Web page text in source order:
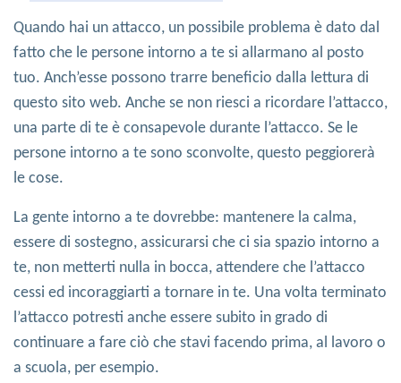
Quando hai un attacco, un possibile problema è dato dal
fatto che le persone intorno a te si allarmano al posto
tuo. Anch’esse possono trarre beneficio dalla lettura di
questo sito web. Anche se non riesci a ricordare l’attacco,
una parte di te è consapevole durante l’attacco. Se le
persone intorno a te sono sconvolte, questo peggiorerà
le cose.
La gente intorno a te dovrebbe: mantenere la calma,
essere di sostegno, assicurarsi che ci sia spazio intorno a
te, non metterti nulla in bocca, attendere che l’attacco
cessi ed incoraggiarti a tornare in te. Una volta terminato
l’attacco potresti anche essere subito in grado di
continuare a fare ciò che stavi facendo prima, al lavoro o
a scuola, per esempio.